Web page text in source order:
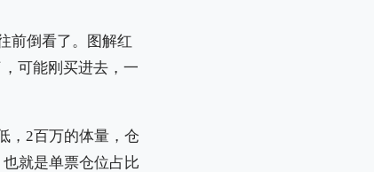
前倒看了。图解红
可能刚买进去，一
，2百万的体量，仓
就是单票仓位占比